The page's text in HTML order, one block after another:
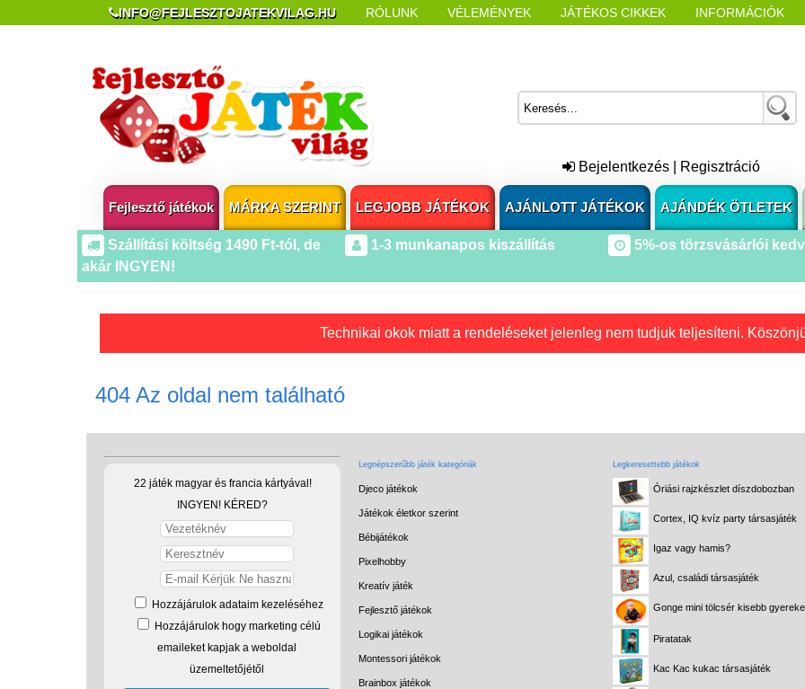
INFO@FEJLESZTOJATEKVILAG.HU RÓLUNK VÉLEMÉNYEK JÁTÉKOS CIKKEK INFORMÁCIÓK
Bejelentkezés Regisztráció
Fejlesztő játékok MÁRKA SZERINT LEGJOBB JÁTÉKOK AJÁNLOTT JÁTÉKOK AJÁNDÉK ÖTLETEK
Szállítási költség 1490 Ft-tól, de
akár INGYEN!
1-3 munkanapos kiszállítás 5%-os törzsvásárlói
Technikai okok miatt a rendeléseket jelenleg nem tudjuk teljesíteni.
404 Az oldal nem található
22 játék magyar és francia kártyával!
INGYEN! KÉRED?
Hozzájárulok adataim kezeléséhez
Hozzájárulok hogy marketing célú
emaileket kapjak a weboldal
üzemeltetőjétől
Legnépszerűbb játék kategóriák
Djeco játékok
Játékok életkor szerint
Bébijátékok
Pixelhobby
Kreatív játék
Fejlesztő játékok
Logikai játékok
Montessori játékok
Brainbox játékok
Legkeresettebb játékok
Óriási rajzkészlet díszdobozban
Cortex, IQ kvíz party társasjáték
Igaz vagy hamis?
Azul, családi társasjáték
Gonge mini tölcsér kisebb
Piratatak
Kac Kac kukac társasjáték